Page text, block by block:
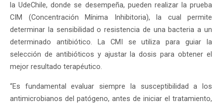
la UdeChile, donde se desempeña, pueden realizar la prueba
CIM (Concentración Mínima Inhibitoria), la cual permite
determinar la sensibilidad o resistencia de una bacteria a un
determinado antibiótico. La CMI se utiliza para guiar la
selección de antibióticos y ajustar la dosis para obtener el
mejor resultado terapéutico.
“Es fundamental evaluar siempre la susceptibilidad a los
antimicrobianos del patógeno, antes de iniciar el tratamiento,